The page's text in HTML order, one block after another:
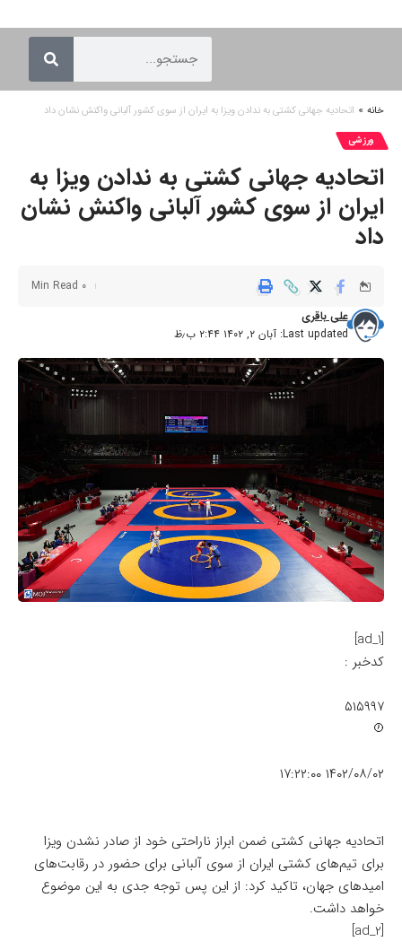
خانه » اتحادیه جهانی کشتی به ندادن ویزا به ایران از سوی کشور آلبانی واکنش نشان داد
ورزشی
اتحادیه جهانی کشتی به ندادن ویزا به
ایران از سوی کشور آلبانی واکنش نشان
داد
Last updated: آبان ۲, ۱۴۰۲ ۲:۴۴ ب٫ظ
علی باقری
0 Min Read
[ad_1]
کدخبر :
۵۱۵۹۹۷
۱۴۰۲/۰۸/۰۲ ۱۷:۲۲:۰۰
اتحادیه جهانی کشتی ضمن ابراز ناراحتی خود از صادر نشدن ویزا
برای تیم‌های کشتی ایران از سوی آلبانی برای حضور در رقابت‌های
امیدهای جهان، تاکید کرد: از این پس توجه جدی به این موضوع
خواهد داشت.
[ad_2]